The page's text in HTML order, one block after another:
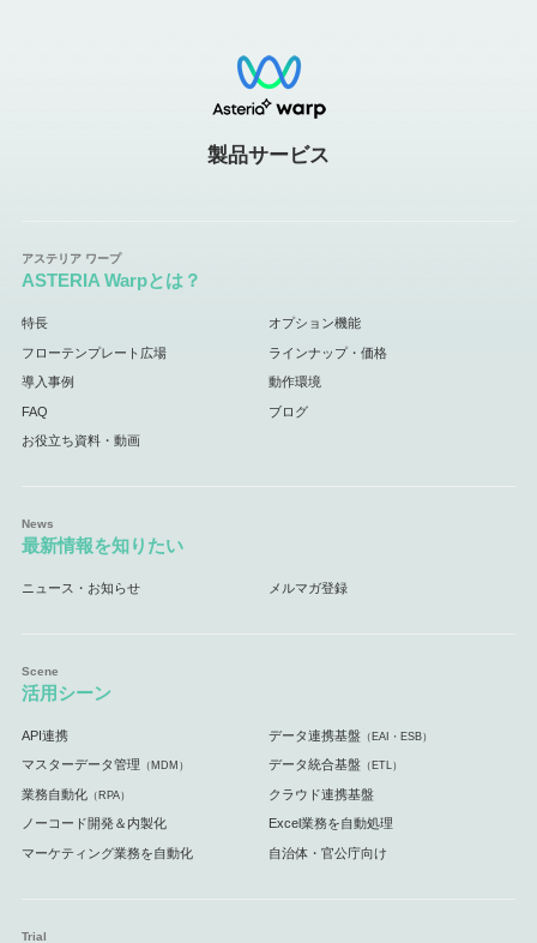
製品サービス
ASTERIA Warpとは？
特長 オプション機能
フローテンプレート広場 ラインナップ・価格
導入事例 動作環境
FAQ ブログ
お役立ち資料・動画
最新情報を知りたい
ニュース・お知らせ メルマガ登録
活用シーン
API連携 データ連携基盤 （EAI・ESB）
マスターデータ管理 （MDM） データ統合基盤 （ETL）
業務自動化（RPA） クラウド連携基盤
ノーコード開発＆内製化 Excel業務を自動処理
マーケティング業務を自動化 自治体・官公庁向け